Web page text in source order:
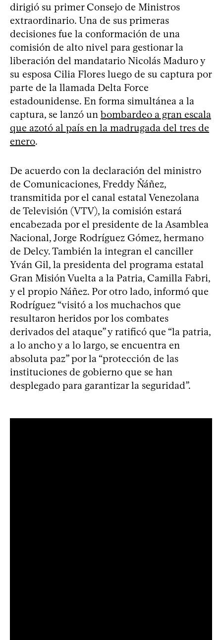
dirigió su primer Consejo de Ministros
extraordinario. Una de sus primeras
decisiones fue la conformación de una
comisión de alto nivel para gestionar la
liberación del mandatario Nicolás Maduro y
su esposa Cilia Flores luego de su captura por
parte de la llamada Delta Force
estadounidense. En forma simultánea a la
captura, se lanzó un bombardeo a gran escala
que azotó al país en la madrugada del tres de
enero.
De acuerdo con la declaración del ministro
de Comunicaciones, Freddy Ñáñez,
transmitida por el canal estatal Venezolana
de Televisión (VTV), la comisión estará
encabezada por el presidente de la Asamblea
Nacional, Jorge Rodríguez Gómez, hermano
de Delcy. También la integran el canciller
Yván Gil, la presidenta del programa estatal
Gran Misión Vuelta a la Patria, Camilla Fabri,
y el propio Náñez. Por otro lado, informó que
Rodríguez “visitó a los muchachos que
resultaron heridos por los combates
derivados del ataque” y ratificó que “la patria,
a lo ancho y a lo largo, se encuentra en
absoluta paz” por la “protección de las
instituciones de gobierno que se han
desplegado para garantizar la seguridad”.